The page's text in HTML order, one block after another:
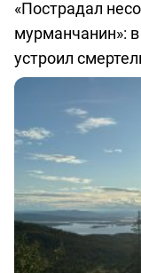
«Пострадал
мурманчанин»:
устроил